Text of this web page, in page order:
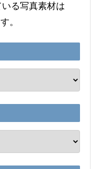
る写真素材は
。